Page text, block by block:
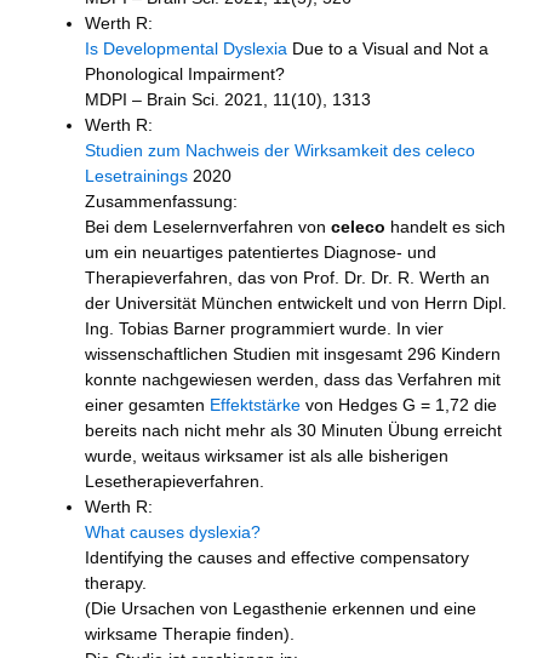
Werth R:
Is Developmental Dyslexia Due to a Visual and Not a
Phonological Impairment?
MDPI – Brain Sci. 2021, 11(10), 1313
Werth R:
Studien zum Nachweis der Wirksamkeit des celeco
Lesetrainings2020
Zusammenfassung:
Bei dem Leselernverfahren von celeco handelt es sich
um ein neuartiges patentiertes Diagnose- und
Therapieverfahren, das von Prof. Dr. Dr. R. Werth an
der Universität München entwickelt und von Herrn Dipl.
Ing. Tobias Barner programmiert wurde. In vier
wissenschaftlichen Studien mit insgesamt 296 Kindern
konnte nachgewiesen werden, dass das Verfahren mit
einer gesamten Effektstärkevon Hedges G = 1,72 die
bereits nach nicht mehr als 30 Minuten Übung erreicht
wurde, weitaus wirksamer ist als alle bisherigen
Lesetherapieverfahren.
Werth R:
What causes dyslexia?
Identifying the causes and effective compensatory
therapy.
(Die Ursachen von Legasthenie erkennen und eine
wirksame Therapie finden).